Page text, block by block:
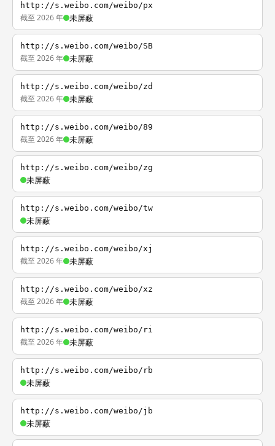
http://s.weibo.com/weibo/px
截至 2026 年 未屏蔽
http://s.weibo.com/weibo/SB
截至 2026 年 未屏蔽
http://s.weibo.com/weibo/zd
截至 2026 年 未屏蔽
http://s.weibo.com/weibo/89
截至 2026 年 未屏蔽
http://s.weibo.com/weibo/zg
未屏蔽
http://s.weibo.com/weibo/tw
未屏蔽
http://s.weibo.com/weibo/xj
截至 2026 年 未屏蔽
http://s.weibo.com/weibo/xz
截至 2026 年 未屏蔽
http://s.weibo.com/weibo/ri
截至 2026 年 未屏蔽
http://s.weibo.com/weibo/rb
未屏蔽
http://s.weibo.com/weibo/jb
未屏蔽